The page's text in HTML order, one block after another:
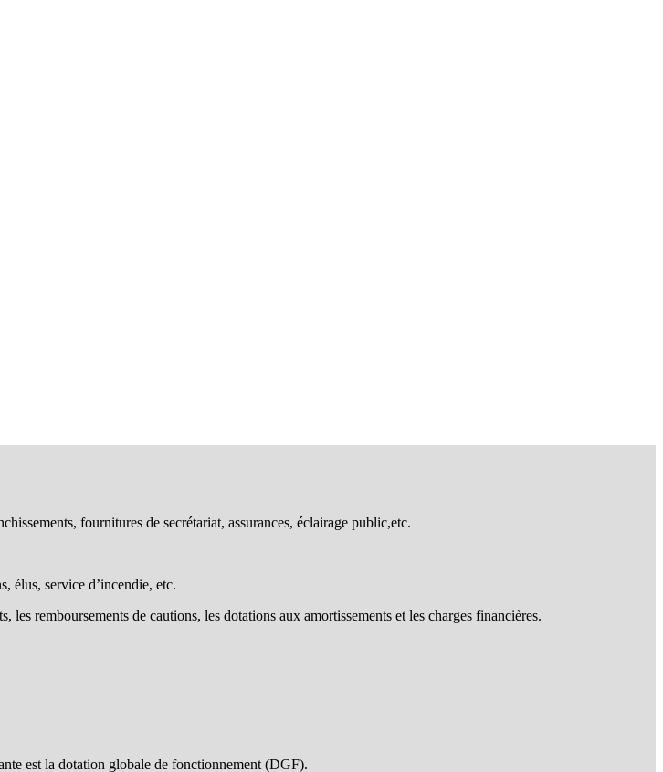
fournitures de secrétariat, assurances, éclairage public,etc.
élus, service d’incendie, etc.
remboursements de cautions, les dotations aux amortissements et les charges financières.
est la dotation globale de fonctionnement (DGF).